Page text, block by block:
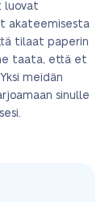
luovat
akateemisesta
tilaat paperin
taata, että et
meidän
sinulle